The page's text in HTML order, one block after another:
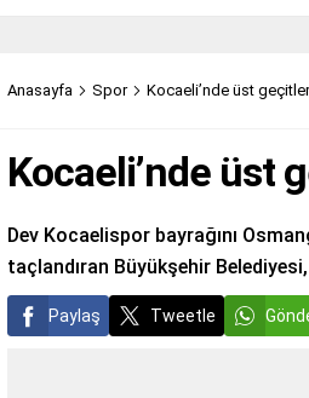
Anasayfa Spor Kocaeli’nde üst
Kocaeli’nde üst
Dev Kocaelispor bayrağını
taçlandıran Büyükşehir
Paylaş Tweetle